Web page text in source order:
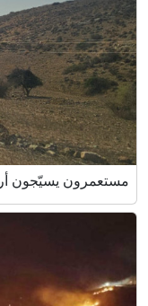
مستعمرون يسيّجون